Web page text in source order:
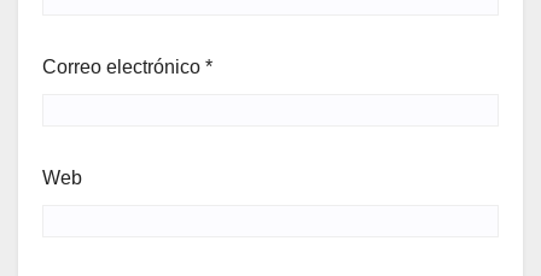
Correo electrónico *
Web